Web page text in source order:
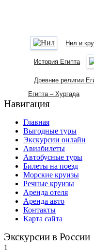
Нил и
История Египта
Древние религии
Египта – Хургада
Навигация
Главная
Выгодные туры
Экскурсии онлайн
Авиабилеты
Автобусные туры
Билеты на поезд
Морские круизы
Речные круизы
Аренда отеля
Аренда авто
Контакты
Карта сайта
Экскурсии в России
1